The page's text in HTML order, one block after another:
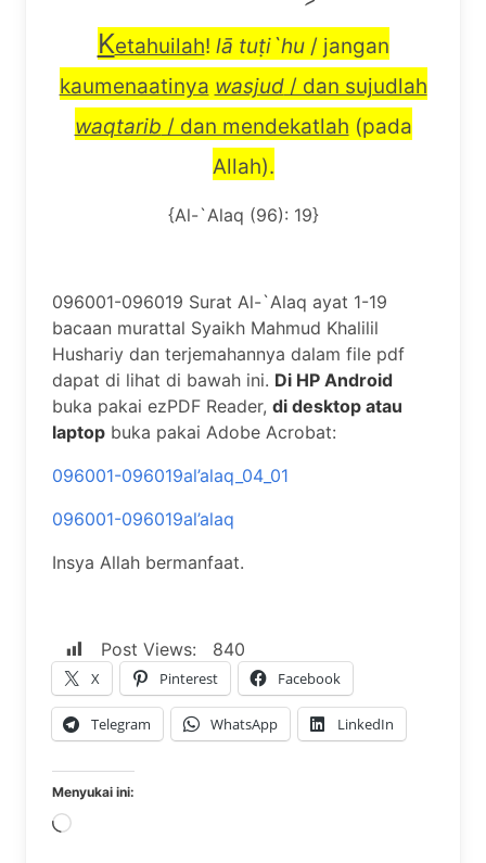
Ketahuilah! lā tuṭi`hu/ jangan
kaumenaatinya wasjud/ dan sujudlah
waqtarib / dan mendekatlah (pada
Allah).
{Al-`Alaq (96): 19}
096001-096019 Surat Al-`Alaq ayat 1-19
bacaan murattal Syaikh Mahmud Khalilil
Hushariy dan terjemahannya dalam file pdf
dapat di lihat di bawah ini. Di HP Android
buka pakai ezPDF Reader, di desktop atau
laptop buka pakai Adobe Acrobat:
096001-096019al’alaq_04_01
096001-096019al’alaq
Insya Allah bermanfaat.
Post Views: 840
X Pinterest Facebook
Telegram WhatsApp LinkedIn
Menyukai ini:
Memuat...